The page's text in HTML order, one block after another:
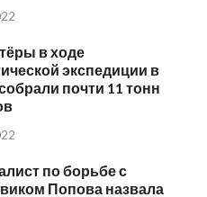
в ходе
экспедиции в
почти 11 тонн
по борьбе с
Попова назвала